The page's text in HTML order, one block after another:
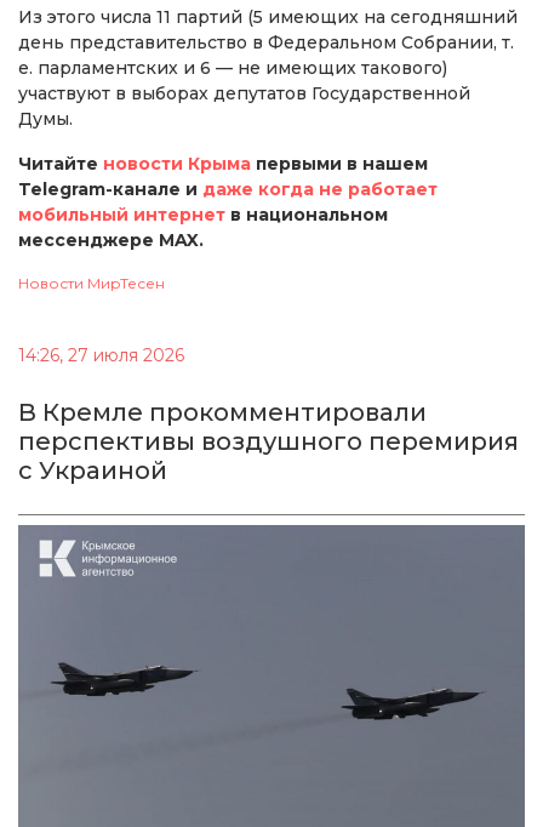
Из этого числа 11 партий (5 имеющих на сегодняшний
день представительство в Федеральном Собрании, т.
е. парламентских и 6 — не имеющих такового)
участвуют в выборах депутатов Государственной
Думы.
Читайте новости Крыма первыми в нашем
Telegram-канале и даже когда не работает
мобильный интернет в национальном
мессенджере MAX.
Новости МирТесен
14:26, 27 июля 2026
В Кремле прокомментировали
перспективы воздушного перемирия
с Украиной